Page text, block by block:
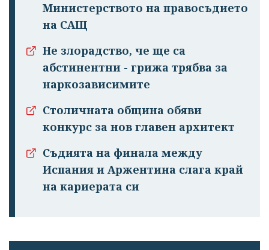
Успешно
излязохте от
профила си!
Министерството на правосъдието
на САЩ
Не злорадство, че ще са
абстинентни - грижа трябва за
наркозависимите
Столичната община обяви
конкурс за нов главен архитект
Съдията на финала между
Испания и Аржентина слага край
на кариерата си